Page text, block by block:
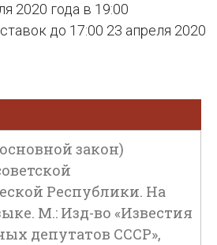
2020 года в 19:00
до 17:00 23 апреля 2020
закон)
Республики. На
М.: Изд-во «Известия
депутатов СССР»,